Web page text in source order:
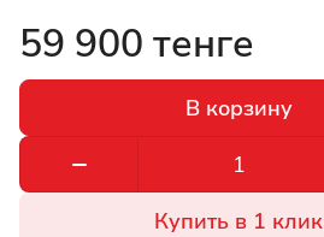
59 900 тенге
В корзину
Купить в 1 клик